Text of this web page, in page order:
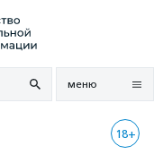
меню
18+